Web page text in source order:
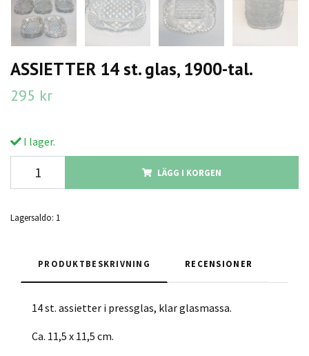
ASSIETTER 14 st. glas, 1900-tal.
295 kr
I lager.
LÄGG I KORGEN
Lagersaldo: 1
PRODUKTBESKRIVNING RECENSIONER
14 st. assietter i pressglas, klar glasmassa.
Ca. 11,5 x 11,5 cm.